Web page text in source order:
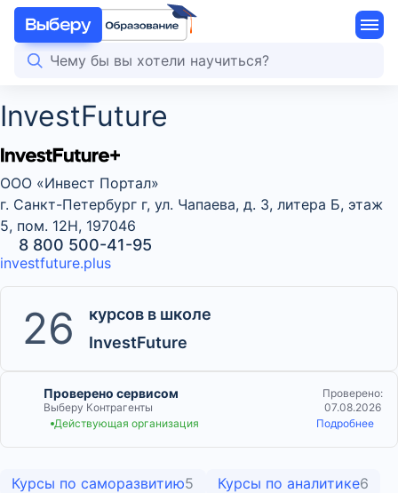
InvestFuture
8 800 500-41-95
ООО «Инвест Портал»
г. Санкт-Петербург г, ул. Чапаева, д. 3, литера Б, этаж
5, пом. 12Н, 197046
investfuture.plus
26
курсов в школе
InvestFuture
Проверено сервисом
Выберу Контрагенты
Проверено:
07.08.2026
Действующая организация
Подробнее
Курсы по саморазвитию5 Курсы по аналитике6